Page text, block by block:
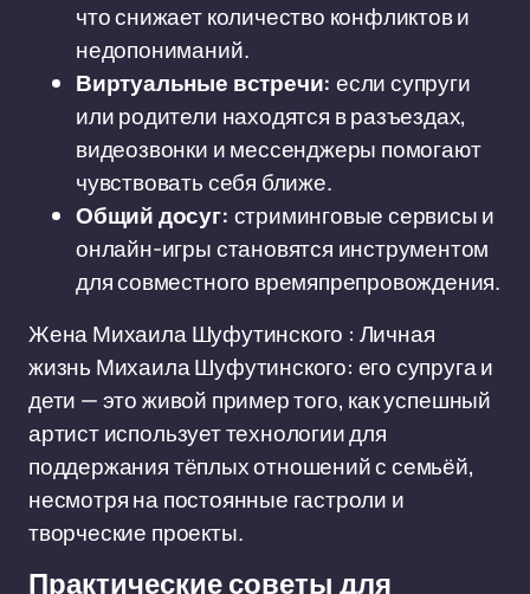
что снижает количество конфликтов и
недопониманий.
Виртуальные встречи: если супруги
или родители находятся в разъездах,
видеозвонки и мессенджеры помогают
чувствовать себя ближе.
Общий досуг: стриминговые сервисы и
онлайн-игры становятся инструментом
для совместного времяпрепровождения.
Жена Михаила Шуфутинского : Личная
жизнь Михаила Шуфутинского: его супруга и
дети — это живой пример того, как успешный
артист использует технологии для
поддержания тёплых отношений с семьёй,
несмотря на постоянные гастроли и
творческие проекты.
Практические советы для